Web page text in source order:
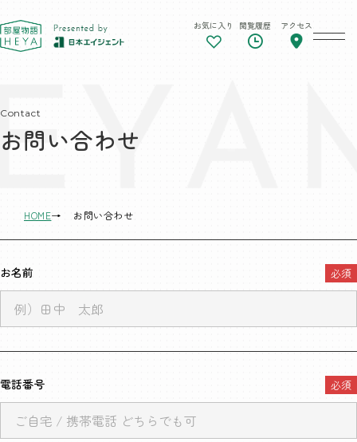
東京 部屋物語 お気に入り 閲覧履歴 アクセス
Contact
お問い合わせ
HOME お問い合わせ
お名前
電話番号